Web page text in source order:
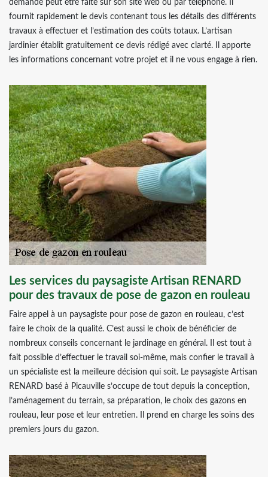
demande peut être faite sur son site web ou par téléphone. Il
fournit rapidement le devis contenant tous les détails des différents
travaux à effectuer et l’estimation des coûts totaux. L’artisan
jardinier établit gratuitement ce devis rédigé avec clarté. Il apporte
les informations concernant votre projet et il ne vous engage à rien.
Les services du paysagiste Artisan RENARD
pour des travaux de pose de gazon en rouleau
Faire appel à un paysagiste pour pose de gazon en rouleau, c’est
faire le choix de la qualité. C’est aussi le choix de bénéficier de
nombreux conseils concernant le jardinage en général. Il est tout à
fait possible d’effectuer le travail soi-même, mais confier le travail à
un spécialiste est la meilleure décision qui soit. Le paysagiste Artisan
RENARD basé à Picauville s’occupe de tout depuis la conception,
l’aménagement du terrain, sa préparation, le choix des gazons en
rouleau, leur pose et leur entretien. Il prend en charge les soins des
premiers jours du gazon.